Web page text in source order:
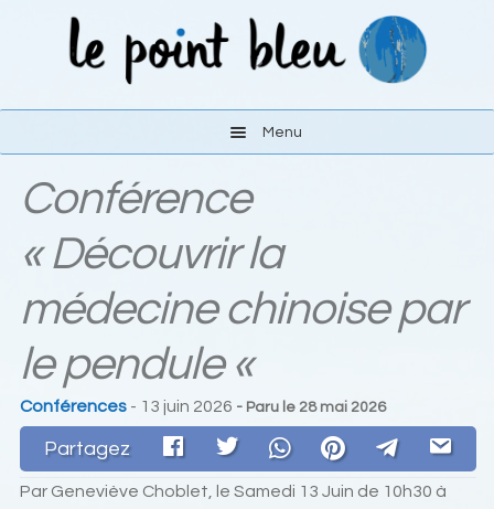
Menu
Les activités
Le lieu
S’y rendre
Liens
Contact
Conférence
« Découvrir la
médecine chinoise par
le pendule «
Conférences - 13 juin 2026 - Paru le 28 mai 2026
Partagez
Par Geneviève Choblet, le Samedi 13 Juin de 10h30 à